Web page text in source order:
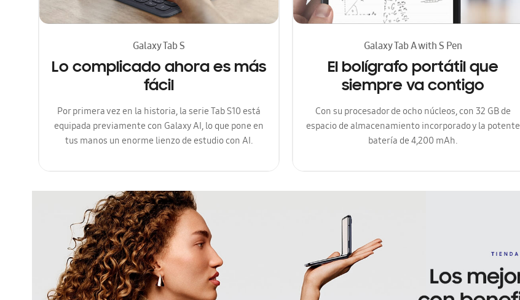
Galaxy Tab S
Lo complicado ahora es más
fácil
Por primera vez en la historia, la serie Tab S10 está
equipada previamente con Galaxy AI, lo que pone en
tus manos un enorme lienzo de estudio con AI.
Galaxy Tab A with S Pen
El bolígrafo portátil que
siempre va contigo
Con su procesador de ocho núcleos, con 32 GB de
espacio de almacenamiento incorporado y la potente
batería de 4,200 mAh.